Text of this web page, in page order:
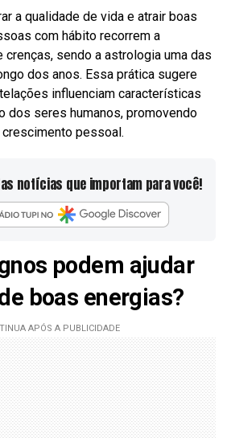
a qualidade de vida e atrair boas
com hábito recorrem a
sendo a astrologia uma das
dos anos. Essa prática sugere
influenciam características
dos seres humanos, promovendo
pessoal.
notícias que importam para você!
podem ajudar
boas energias?